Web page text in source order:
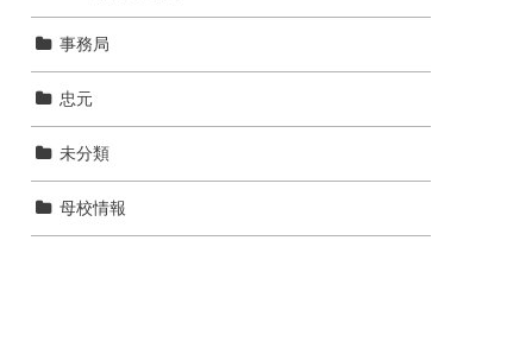
事務局
忠元
未分類
母校情報